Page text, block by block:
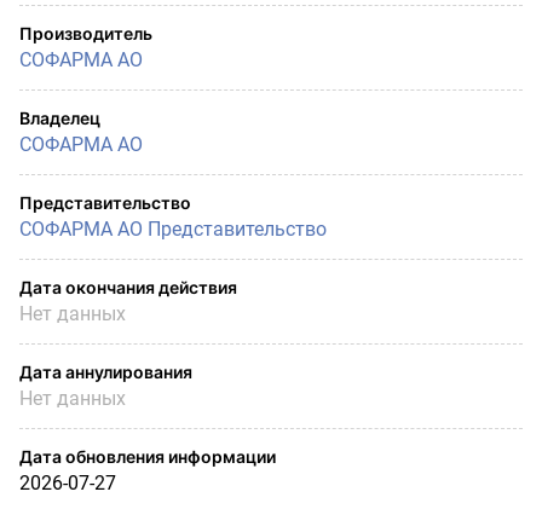
Производитель
СОФАРМА АО
Владелец
СОФАРМА АО
Представительство
СОФАРМА АО Представительство
Дата окончания действия
Нет данных
Дата аннулирования
Нет данных
Дата обновления информации
2026-07-27